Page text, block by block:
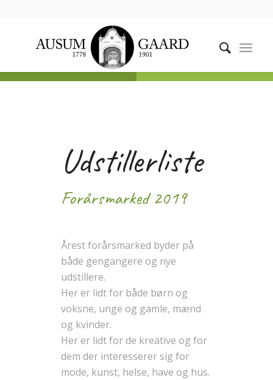
Udstillerliste
Forårsmarked 2019
Årest forårsmarked byder på
både gengangere og nye
udstillere.
Her er lidt for både børn og
voksne, unge og gamle, mænd
og kvinder.
Her er lidt for de kreative og for
dem der interesserer sig for
mode, kunst, helse, have og hus.